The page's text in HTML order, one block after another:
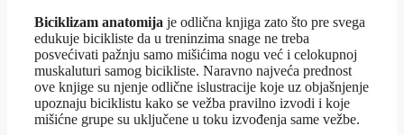
Biciklizam anatomija je odlična knjiga zato što pre svega
edukuje bicikliste da u treninzima snage ne treba
posvećivati pažnju samo mišićima nogu već i celokupnoj
muskaluturi samog bicikliste. Naravno najveća prednost
ove knjige su njenje odlične islustracije koje uz objašnjenje
upoznaju biciklistu kako se vežba pravilno izvodi i koje
mišićne grupe su uključene u toku izvođenja same vežbe.